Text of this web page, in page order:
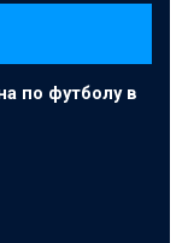
по футболу в